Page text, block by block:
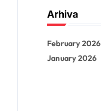
Arhiva
February 2026
January 2026